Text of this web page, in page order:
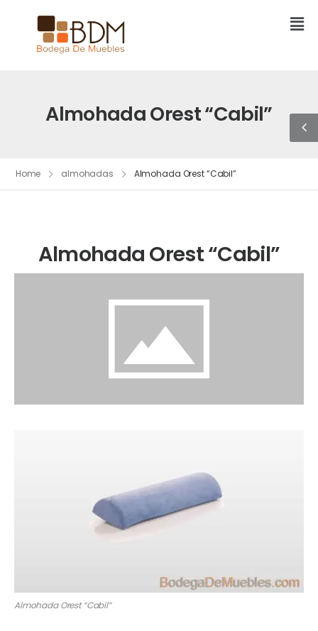
Almohada Orest “Cabil”
Home almohadas Almohada Orest “Cabil”
Almohada Orest “Cabil”
Almohada Orest “Cabil”